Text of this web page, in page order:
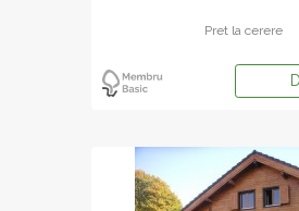
Pret la cerere